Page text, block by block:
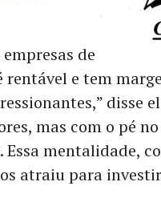
de
rentável e tem
disse
mas com o pé
Essa mentalidade,
atraiu para